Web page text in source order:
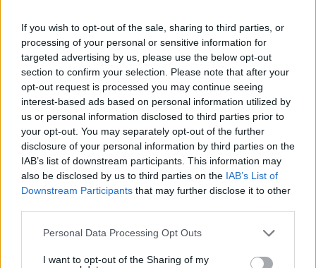
If you wish to opt-out of the sale, sharing to third parties, or
processing of your personal or sensitive information for
targeted advertising by us, please use the below opt-out
section to confirm your selection. Please note that after your
opt-out request is processed you may continue seeing
interest-based ads based on personal information utilized by
us or personal information disclosed to third parties prior to
your opt-out. You may separately opt-out of the further
disclosure of your personal information by third parties on the
IAB’s list of downstream participants. This information may
also be disclosed by us to third parties on the IAB’s List of
Downstream Participants that may further disclose it to other
Please note that this website/app uses one or more Google
not limited to your visit or usage behaviour. You may click to
Personal Data Processing Opt Outs
I want to opt-out of the Sharing of my
Το μενού της ημέρας – Τι τρώμε σήμερα Πέμπτη
(6/8/2026)
πριν μία ώρα
Δύο εκρήξεις κοντά σε δεξαμενόπλοιο στα Στενά του
Ορμούζ, ασφαλές το πλήρωμα
06.08.2026, 05:45
Έρευνα για το περιστατικό με το Marine One και
επιβατικό αεροσκάφος: «Ο Τραμπ δεν κινδύνευσε»
06.08.2026, 05:30
ΔΕΙΤΕ ΟΛΕΣ ΤΙΣ ΕΙΔΗΣΕΙΣ